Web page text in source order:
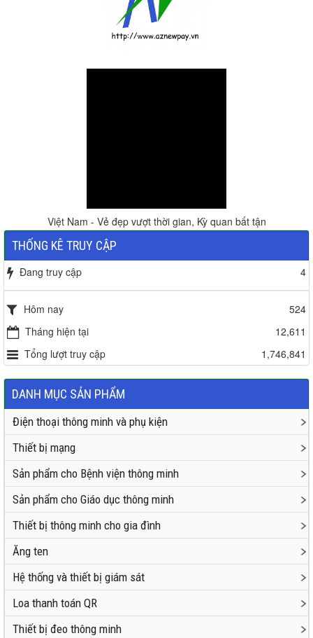
Việt Nam - Vẻ đẹp vượt thời gian, Kỳ quan bất tận
THỐNG KÊ TRUY CẬP
Đang truy cập 4
Hôm nay
524
Tháng hiện tại
12,611
Tổng lượt truy cập
1,746,841
DANH MỤC SẢN PHẨM
Điện thoại thông minh và phụ kiện
Thiết bị mạng
Sản phẩm cho Bệnh viện thông minh
Sản phẩm cho Giáo dục thông minh
Thiết bị thông minh cho gia đình
Ăng ten
Hệ thống và thiết bị giám sát
Loa thanh toán QR
Thiết bị đeo thông minh